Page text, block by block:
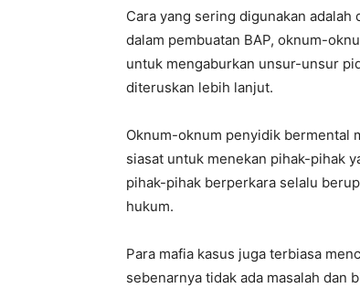
Cara yang sering digunakan adalah
dalam pembuatan BAP, oknum-
untuk mengaburkan unsur-unsur
diteruskan lebih lanjut.
Oknum-oknum penyidik bermental
siasat untuk menekan pihak-pihak
pihak-pihak berperkara selalu
hukum.
Para mafia kasus juga terbiasa
sebenarnya tidak ada masalah dan